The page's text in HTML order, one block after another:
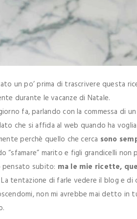
un po’ prima di trascrivere questa
durante le vacanze di Natale.
fa, parlando con la commessa di
che si affida al web quando ha
perchè quello che cerca sono
“sfamare” marito e figli grandicelli
pensato subito: ma le mie ricette,
La tentazione di farle vedere il blog e
non mi avrebbe mai detto in